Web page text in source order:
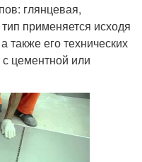
глянцевая,
применяется исходя
его технических
с цементной или